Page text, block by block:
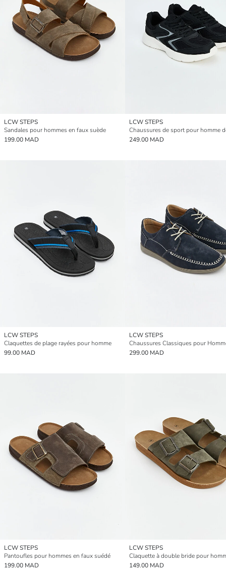
LCW STEPS
Sandales pour hommes en faux suède
199.00 MAD
LCW STEPS
249.00 MAD
LCW STEPS
Claquettes de plage rayées pour homme
99.00 MAD
LCW STEPS
299.00 MAD
LCW STEPS
Pantoufles pour hommes en faux suédé
199.00 MAD
LCW STEPS
Claquette à double bride pour
149.00 MAD